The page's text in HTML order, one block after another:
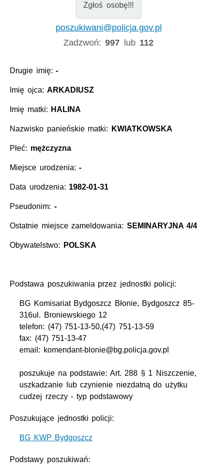
Zgłoś osobę!!!
poszukiwani@policja.gov.pl
Zadzwoń:997 lub 112
Drugie imię:-
Imię ojca:ARKADIUSZ
Imię matki: HALINA
Nazwisko panieńskie matki: KWIATKOWSKA
Płeć: mężczyzna
Miejsce urodzenia:-
Data urodzenia: 1982-01-31
Pseudonim: -
Ostatnie miejsce zameldowania: SEMINARYJNA 4/4
Obywatelstwo: POLSKA
Podstawa poszukiwania przez jednostki policji:
BG Komisariat Bydgoszcz Błonie, Bydgoszcz 85-
316ul. Broniewskiego 12
telefon: (47) 751-13-50,(47) 751-13-59
fax: (47) 751-13-47
email: komendant-blonie@bg.policja.gov.pl
poszukuje na podstawie: Art. 288 § 1 Niszczenie,
uszkadzanie lub czynienie niezdatną do użytku
cudzej rzeczy - typ podstawowy
Poszukujące jednostki policji:
BG KWP Bydgoszcz
Podstawy poszukiwań: